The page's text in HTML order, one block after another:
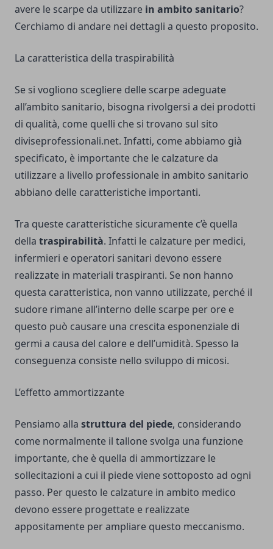
avere le scarpe da utilizzare in ambito sanitario?
Cerchiamo di andare nei dettagli a questo proposito.
La caratteristica della traspirabilità
Se si vogliono scegliere delle scarpe adeguate
all’ambito sanitario, bisogna rivolgersi a dei prodotti
di qualità, come quelli che si trovano sul sito
diviseprofessionali.net. Infatti, come abbiamo già
specificato, è importante che le calzature da
utilizzare a livello professionale in ambito sanitario
abbiano delle caratteristiche importanti.
Tra queste caratteristiche sicuramente c’è quella
della traspirabilità. Infatti le calzature per medici,
infermieri e operatori sanitari devono essere
realizzate in materiali traspiranti. Se non hanno
questa caratteristica, non vanno utilizzate, perché il
sudore rimane all’interno delle scarpe per ore e
questo può causare una crescita esponenziale di
germi a causa del calore e dell’umidità. Spesso la
conseguenza consiste nello sviluppo di micosi.
L’effetto ammortizzante
Pensiamo alla struttura del piede, considerando
come normalmente il tallone svolga una funzione
importante, che è quella di ammortizzare le
sollecitazioni a cui il piede viene sottoposto ad ogni
passo. Per questo le calzature in ambito medico
devono essere progettate e realizzate
appositamente per ampliare questo meccanismo.